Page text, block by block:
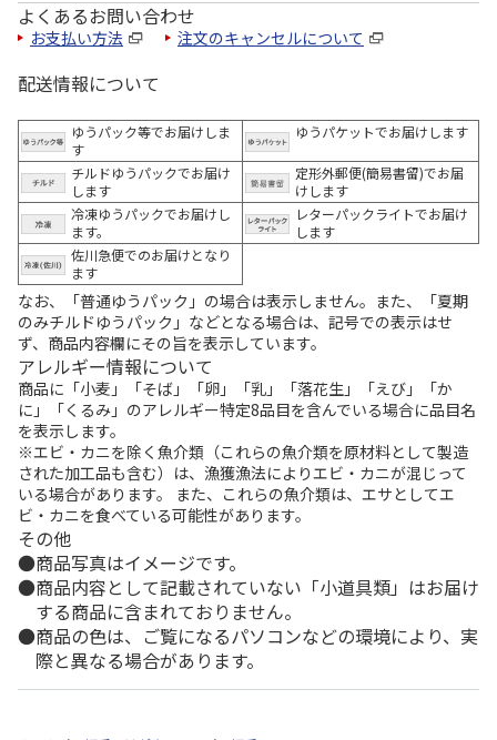
よくあるお問い合わせ
お支払い方法 注文のキャンセルについて
配送情報について
ゆうパック等でお届けしま
す
ゆうパケットでお届けします
チルドゆうパックでお届け
します
定形外郵便(簡易書留)でお届
けします
冷凍ゆうパックでお届けし
ます。
レターパックライトでお届け
します
佐川急便でのお届けとなり
ます
なお、「普通ゆうパック」の場合は表示しません。また、「夏期
のみチルドゆうパック」などとなる場合は、記号での表示はせ
ず、商品内容欄にその旨を表示しています。
アレルギー情報について
商品に「小麦」「そば」「卵」「乳」「落花生」「えび」「か
に」「くるみ」のアレルギー特定8品目を含んでいる場合に品目名
を表示します。
※エビ・カニを除く魚介類（これらの魚介類を原材料として製造
された加工品も含む）は、漁獲漁法によりエビ・カニが混じって
いる場合があります。 また、これらの魚介類は、エサとしてエ
ビ・カニを食べている可能性があります。
その他
商品写真はイメージです。
商品内容として記載されていない「小道具類」はお届け
する商品に含まれておりません。
商品の色は、ご覧になるパソコンなどの環境により、実
際と異なる場合があります。